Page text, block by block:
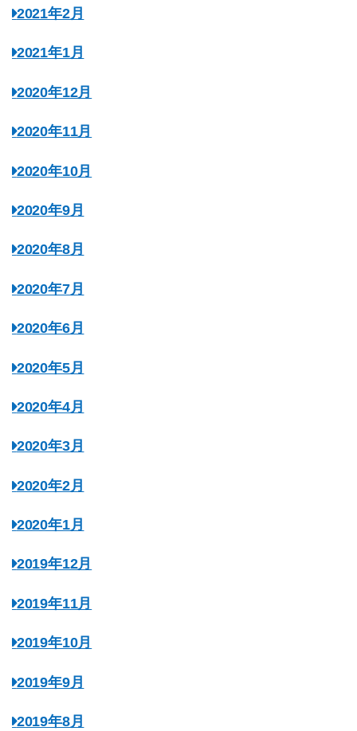
2021年2月
2021年1月
2020年12月
2020年11月
2020年10月
2020年9月
2020年8月
2020年7月
2020年6月
2020年5月
2020年4月
2020年3月
2020年2月
2020年1月
2019年12月
2019年11月
2019年10月
2019年9月
2019年8月